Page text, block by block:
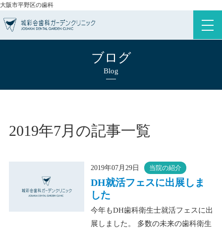
大阪市平野区の歯科
ブログ
Blog
2019年7月の記事一覧
2019年07月29日 当院の紹介
DH就活フェスに出展しま
した
今年もDH歯科衛生士就活フェスに出
展しました。 多数の未来の歯科衛生